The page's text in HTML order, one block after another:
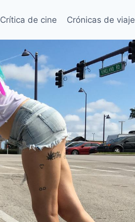
Crítica de cine Crónicas de viaje